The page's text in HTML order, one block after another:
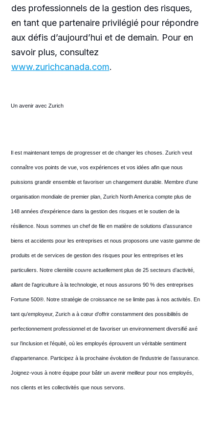
des professionnels de la gestion des risques,
en tant que partenaire privilégié pour répondre
aux défis d’aujourd’hui et de demain. Pour en
savoir plus, consultez
www.zurichcanada.com.
Un avenir avec Zurich
Il est maintenant temps de progresser et de changer les choses. Zurich veut
connaître vos points de vue, vos expériences et vos idées afin que nous
puissions grandir ensemble et favoriser un changement durable. Membre d’une
organisation mondiale de premier plan, Zurich North America compte plus de
148 années d’expérience dans la gestion des risques et le soutien de la
résilience. Nous sommes un chef de file en matière de solutions d’assurance
biens et accidents pour les entreprises et nous proposons une vaste gamme de
produits et de services de gestion des risques pour les entreprises et les
particuliers. Notre clientèle couvre actuellement plus de 25 secteurs d’activité,
allant de l’agriculture à la technologie, et nous assurons 90 % des entreprises
Fortune 500®. Notre stratégie de croissance ne se limite pas à nos activités. En
tant qu’employeur, Zurich a à cœur d’offrir constamment des possibilités de
perfectionnement professionnel et de favoriser un environnement diversifié axé
sur l’inclusion et l’équité, où les employés éprouvent un véritable sentiment
d’appartenance. Participez à la prochaine évolution de l’industrie de l’assurance.
Joignez-vous à notre équipe pour bâtir un avenir meilleur pour nos employés,
nos clients et les collectivités que nous servons.